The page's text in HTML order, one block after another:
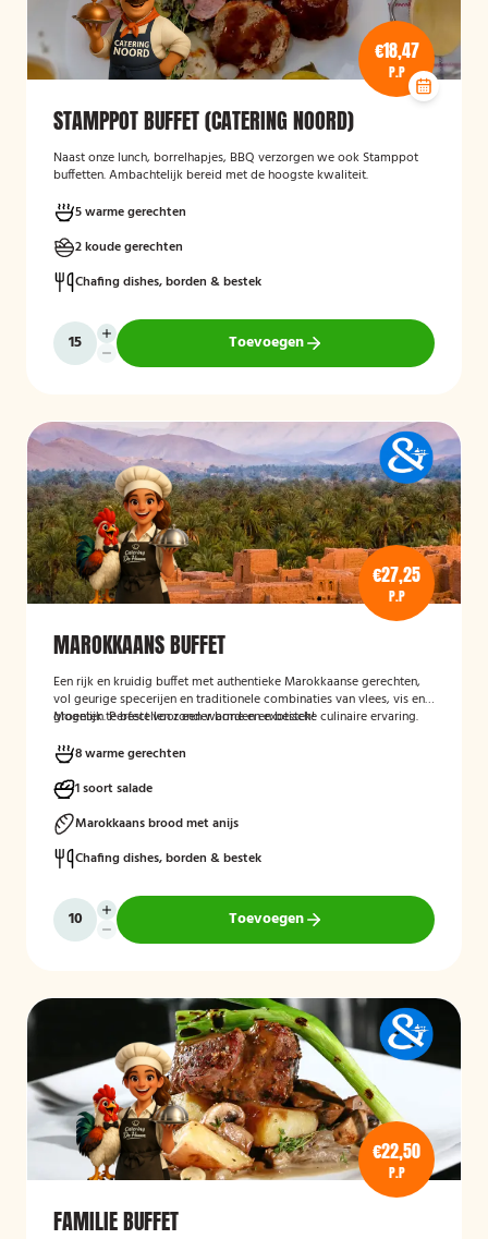
€18,47
P.P
STAMPPOT BUFFET (CATERING NOORD)
Naast onze lunch, borrelhapjes, BBQ verzorgen we ook Stamppot
buffetten. Ambachtelijk bereid met de hoogste kwaliteit.
5 warme gerechten
2 koude gerechten
Chafing dishes, borden & bestek
Toevoegen
€27,25
P.P
MAROKKAANS BUFFET
Een rijk en kruidig buffet met authentieke Marokkaanse gerechten,
vol geurige specerijen en traditionele combinaties van vlees, vis en
groenten. Perfect voor een warme en exotische culinaire ervaring.
Mogelijk te bestellen zonder borden en bestek!
8 warme gerechten
1 soort salade
Marokkaans brood met anijs
Chafing dishes, borden & bestek
Toevoegen
€22,50
P.P
FAMILIE BUFFET